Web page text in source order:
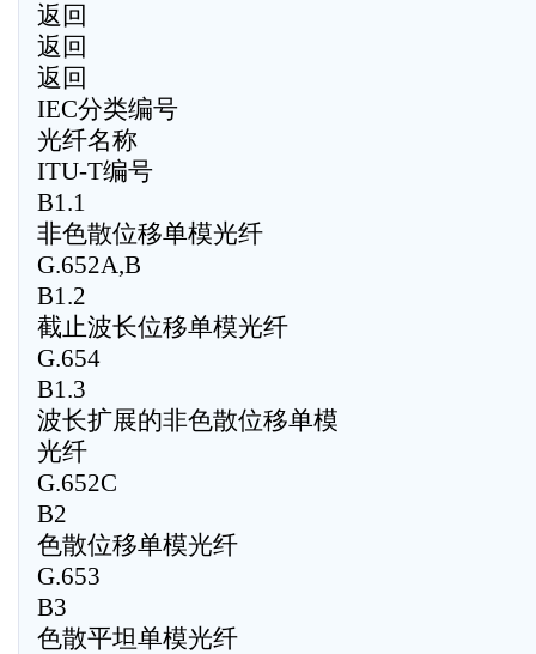
返回
返回
返回
IEC分类编号
光纤名称
ITU-T编号
B1.1
非色散位移单模光纤
G.652A,B
B1.2
截止波长位移单模光纤
G.654
B1.3
波长扩展的非色散位移单模
光纤
G.652C
B2
色散位移单模光纤
G.653
B3
色散平坦单模光纤